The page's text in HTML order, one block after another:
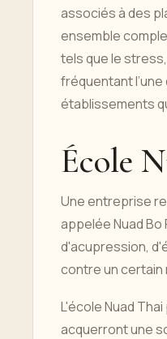
associés à des
ensemble
tels que le
fréquentant
établissements
École
Une entreprise
appelée Nuad
d'acupression,
contre un certain
L'école Nuad
acquerront une